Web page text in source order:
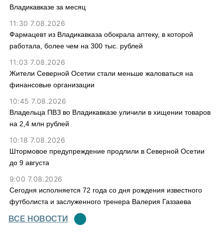
Владикавказе за месяц
11:30 7.08.2026
Фармацевт из Владикавказа обокрала аптеку, в которой
работала, более чем на 300 тыс. рублей
11:03 7.08.2026
Жители Северной Осетии стали меньше жаловаться на
финансовые организации
10:45 7.08.2026
Владельца ПВЗ во Владикавказе уличили в хищении товаров
на 2,4 млн рублей
10:18 7.08.2026
Штормовое предупреждение продлили в Северной Осетии
до 9 августа
9:00 7.08.2026
Сегодня исполняется 72 года со дня рождения известного
футболиста и заслуженного тренера Валерия Газзаева
ВСЕ НОВОСТИ